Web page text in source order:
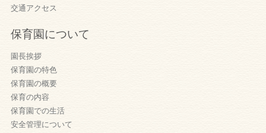
交通アクセス
保育園について
園長挨拶
保育園の特色
保育園の概要
保育の内容
保育園での生活
安全管理について